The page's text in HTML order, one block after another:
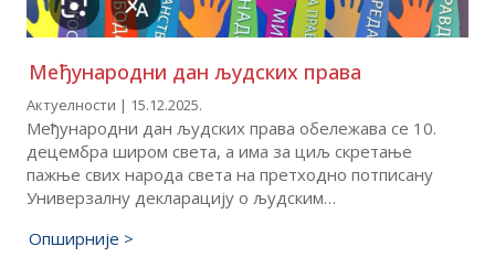
Међународни дан људских права
Актуелности | 15.12.2025.
Међународни дан људских права обележава се 10.
децембра широм света, а има за циљ скретање
пажње свих народа света на претходно потписану
Универзалну декларацију о људским…
Опширније >